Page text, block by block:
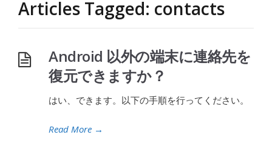
Articles Tagged: contacts
Android 以外の端末に連絡先を
復元できますか？
はい、できます。以下の手順を行ってください。
Read More →